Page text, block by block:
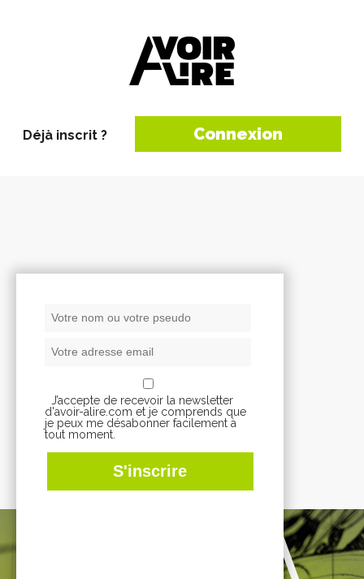
Déjà inscrit ? Connexion
J’accepte de recevoir la newsletter
d'avoir-alire.com et je comprends que
je peux me désabonner facilement à
tout moment.